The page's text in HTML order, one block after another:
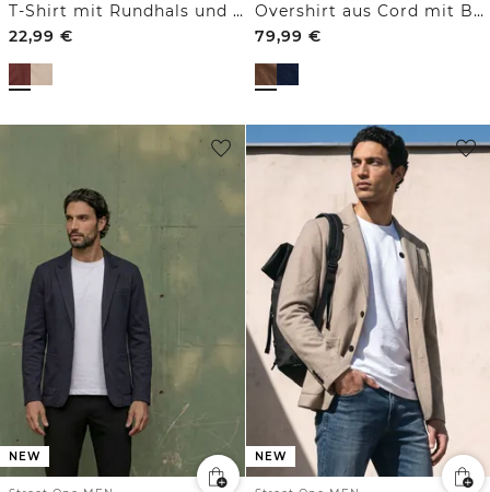
T-Shirt mit Rundhals und Wording Artwork
22,99 €
Overshirt aus Cord mit Brusttaschen
79,99 €
NEW NEW